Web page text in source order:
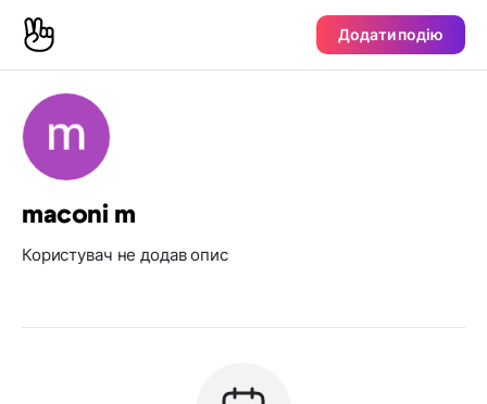
Додати подію
maconi m
Користувач не додав опис